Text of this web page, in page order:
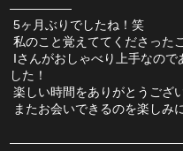
―――――
5ヶ月ぶりでしたね！笑
私のこと覚えててくださった
した！
楽しい時間をありがとうござ
またお会いできるのを楽しみ